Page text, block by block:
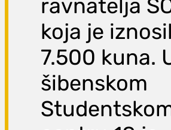
ravnatelja
koja je
7.500 kuna.
šibenskom